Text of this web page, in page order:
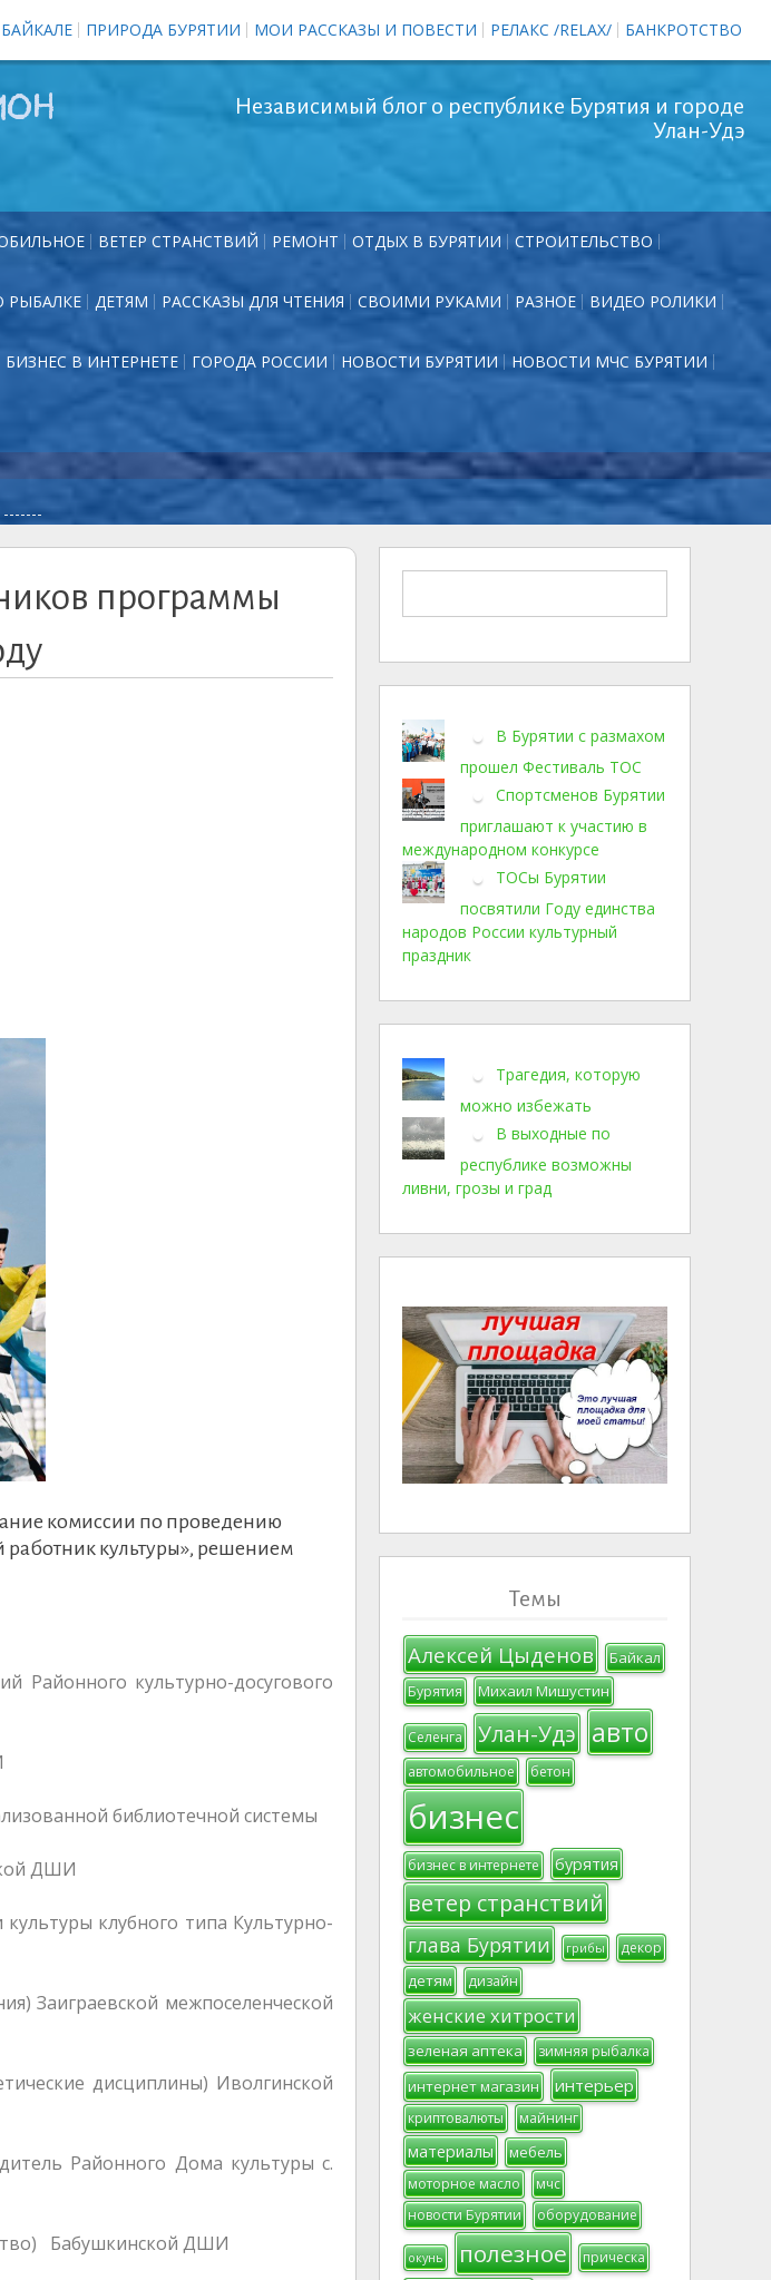
ПРИРОДА БУРЯТИИ МОИ РАССКАЗЫ И ПОВЕСТИ РЕЛАКС /RELAX/ БАНКРОТСТВО
Независимый блог о республике Бурятия и городе
Улан-Удэ
ВЕТЕР СТРАНСТВИЙ РЕМОНТ ОТДЫХ В БУРЯТИИ СТРОИТЕЛЬСТВО
РЫБАЛКЕ ДЕТЯМ РАССКАЗЫ ДЛЯ ЧТЕНИЯ СВОИМИ РУКАМИ РАЗНОЕ ВИДЕО РОЛИКИ
БИЗНЕС В ИНТЕРНЕТЕ ГОРОДА РОССИИ НОВОСТИ БУРЯТИИ НОВОСТИ МЧС БУРЯТИИ
-------
программы
комиссии по проведению
работник культуры», решением
Районного культурно-досугового
библиотечной системы
ДШИ
клубного типа Культурно-
Заиграевской межпоселенческой
дисциплины) Иволгинской
Районного Дома культуры с.
Бабушкинской ДШИ
В Бурятии с размахом
прошел Фестиваль ТОС
Спортсменов Бурятии
приглашают к участию в
международном конкурсе
ТОСы Бурятии
посвятили Году единства
народов России культурный
праздник
Трагедия, которую
можно избежать
В выходные по
республике возможны
ливни, грозы и град
Темы
Алексей Цыденов Байкал
Бурятия Михаил Мишустин
Селенга Улан-Удэ авто
автомобильное бетон
бизнес
бизнес в интернете бурятия
ветер странствий
глава Бурятии грибы декор
детям дизайн
женские хитрости
зеленая аптека зимняя рыбалка
интернет магазин интерьер
криптовалюты майнинг
материалы мебель
моторное масло
мчс
новости Бурятии
оборудование
окунь полезное прическа